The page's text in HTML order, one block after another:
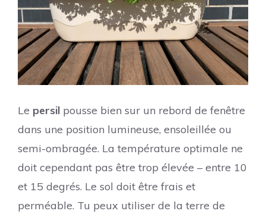
Le persil pousse bien sur un rebord de fenêtre
dans une position lumineuse, ensoleillée ou
semi-ombragée. La température optimale ne
doit cependant pas être trop élevée – entre 10
et 15 degrés. Le sol doit être frais et
perméable. Tu peux utiliser de la terre de